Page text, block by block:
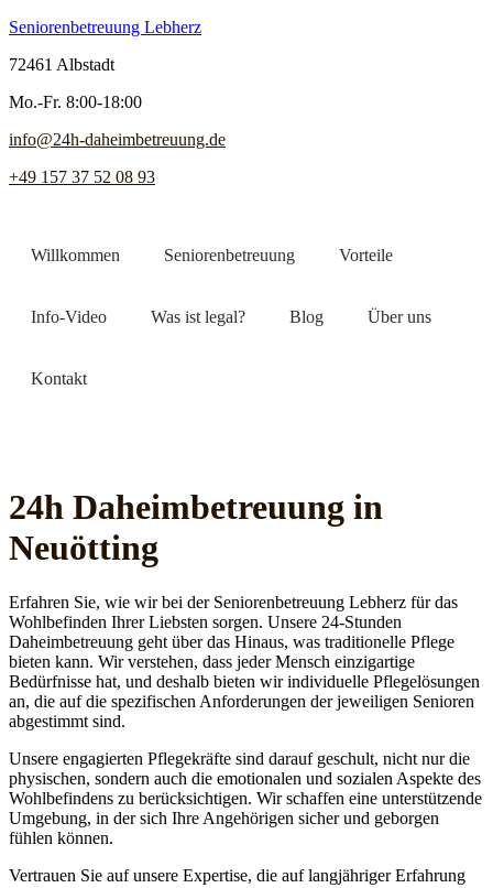
Seniorenbetreuung Lebherz
72461 Albstadt
Mo.-Fr. 8:00-18:00
info@24h-daheimbetreuung.de
+49 157 37 52 08 93
Willkommen Seniorenbetreuung Vorteile
Info-Video Was ist legal? Blog Über uns
Kontakt
24h Daheim­betreuung in
Neuötting
Erfahren Sie, wie wir bei der Seniorenbetreuung Lebherz für das
Wohlbefinden Ihrer Liebsten sorgen. Unsere 24-Stunden
Daheimbetreuung geht über das Hinaus, was traditionelle Pflege
bieten kann. Wir verstehen, dass jeder Mensch einzigartige
Bedürfnisse hat, und deshalb bieten wir individuelle Pflegelösungen
an, die auf die spezifischen Anforderungen der jeweiligen Senioren
abgestimmt sind.
Unsere engagierten Pflegekräfte sind darauf geschult, nicht nur die
physischen, sondern auch die emotionalen und sozialen Aspekte des
Wohlbefindens zu berücksichtigen. Wir schaffen eine unterstützende
Umgebung, in der sich Ihre Angehörigen sicher und geborgen
fühlen können.
Vertrauen Sie auf unsere Expertise, die auf langjähriger Erfahrung